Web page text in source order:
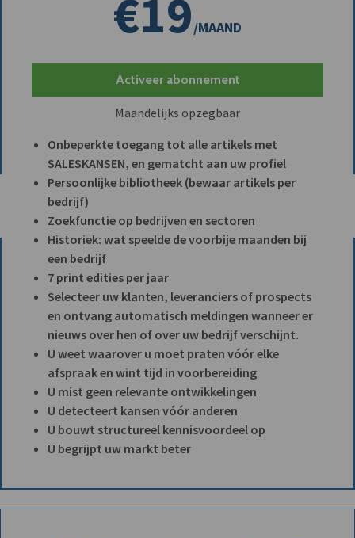
€19/MAAND
Activeer abonnement
Maandelijks opzegbaar
Onbeperkte toegang tot alle artikels met
SALESKANSEN, en gematcht aan uw profiel
Persoonlijke bibliotheek (bewaar artikels per
bedrijf)
Zoekfunctie op bedrijven en sectoren
Historiek: wat speelde de voorbije maanden bij
een bedrijf
7 print edities per jaar
Selecteer uw klanten, leveranciers of prospects
en ontvang automatisch meldingen wanneer er
nieuws over hen of over uw bedrijf verschijnt.
U weet waarover u moet praten vóór elke
afspraak en wint tijd in voorbereiding
U mist geen relevante ontwikkelingen
U detecteert kansen vóór anderen
U bouwt structureel kennisvoordeel op
U begrijpt uw markt beter